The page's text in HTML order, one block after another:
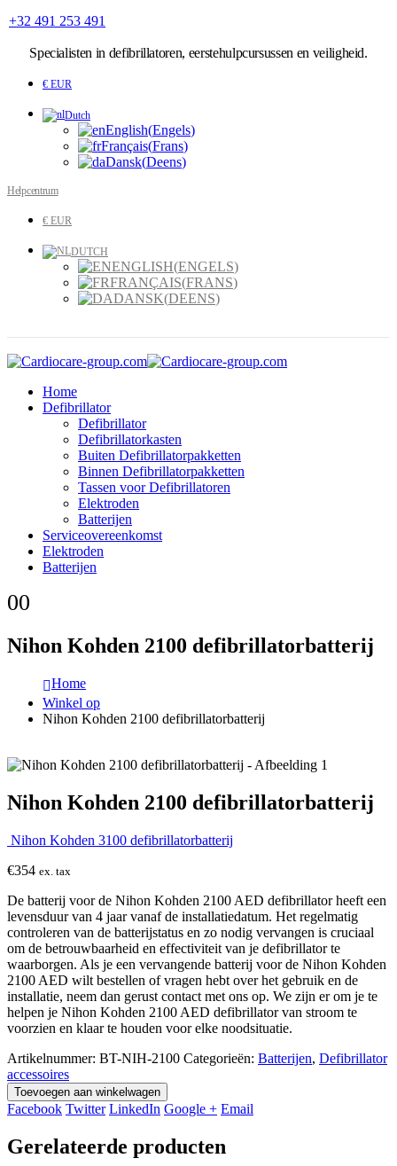
+32 491 253 491
Specialisten in defibrillatoren, eerstehulpcursussen en veiligheid.
€ EUR
Dutch
English(Engels)
Français(Frans)
Dansk(Deens)
Helpcentrum
€ EUR
DUTCH
ENGLISH(ENGELS)
FRANÇAIS(FRANS)
DANSK(DEENS)
Home
Defibrillator
Defibrillator
Defibrillatorkasten
Buiten Defibrillatorpakketten
Binnen Defibrillatorpakketten
Tassen voor Defibrillatoren
Elektroden
Batterijen
Serviceovereenkomst
Elektroden
Batterijen
00
Nihon Kohden 2100 defibrillatorbatterij
Home
Winkel op
Nihon Kohden 2100 defibrillatorbatterij
Nihon Kohden 2100 defibrillatorbatterij
Nihon Kohden 3100 defibrillatorbatterij
€354 ex. tax
De batterij voor de Nihon Kohden 2100 AED defibrillator heeft een
levensduur van 4 jaar vanaf de installatiedatum. Het regelmatig
controleren van de batterijstatus en zo nodig vervangen is cruciaal
om de betrouwbaarheid en effectiviteit van je defibrillator te
waarborgen. Als je een vervangende batterij voor de Nihon Kohden
2100 AED wilt bestellen of vragen hebt over het gebruik en de
installatie, neem dan gerust contact met ons op. We zijn er om je te
helpen je Nihon Kohden 2100 AED defibrillator van stroom te
voorzien en klaar te houden voor elke noodsituatie.
Artikelnummer: BT-NIH-2100 Categorieën: Batterijen, Defibrillator
accessoires
Toevoegen aan winkelwagen
Facebook Twitter LinkedIn Google + Email
Gerelateerde producten